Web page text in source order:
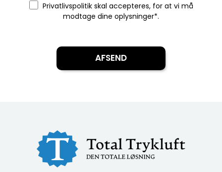
Privatlivspolitikskal accepteres, for at vi må
modtage dine oplysninger*.